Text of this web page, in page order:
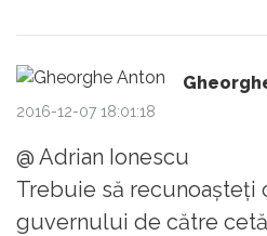
2016-12-07 18:01:18
@ Adrian Ionescu
Trebuie să recunoaşteţi
guvernului de către